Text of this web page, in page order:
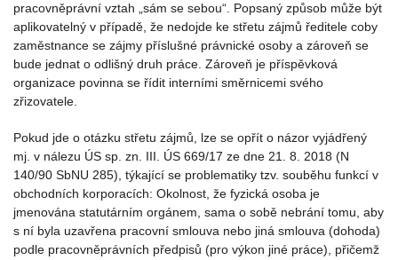
pracovněprávní vztah „sám se sebou“. Popsaný způsob může být
aplikovatelný v případě, že nedojde ke střetu zájmů ředitele coby
zaměstnance se zájmy příslušné právnické osoby a zároveň se
bude jednat o odlišný druh práce. Zároveň je příspěvková
organizace povinna se řídit interními směrnicemi svého
zřizovatele.
Pokud jde o otázku střetu zájmů, lze se opřít o názor vyjádřený
mj. v nálezu ÚS sp. zn. III. ÚS 669/17 ze dne 21. 8. 2018 (N
140/90 SbNU 285), týkající se problematiky tzv. souběhu funkcí v
obchodních korporacích: Okolnost, že fyzická osoba je
jmenována statutárním orgánem, sama o sobě nebrání tomu, aby
s ní byla uzavřena pracovní smlouva nebo jiná smlouva (dohoda)
podle pracovněprávních předpisů (pro výkon jiné práce), přičemž